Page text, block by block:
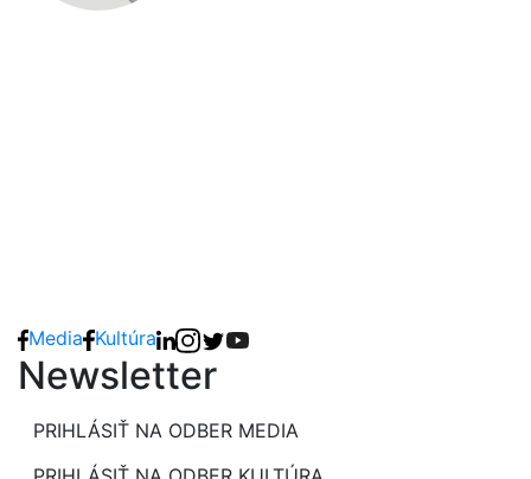
Media Kultúra
Newsletter
PRIHLÁSIŤ NA ODBER MEDIA